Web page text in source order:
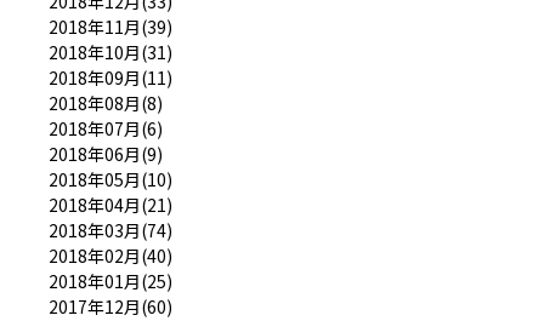
2018年11月(39)
2018年10月(31)
2018年09月(11)
2018年08月(8)
2018年07月(6)
2018年06月(9)
2018年05月(10)
2018年04月(21)
2018年03月(74)
2018年02月(40)
2018年01月(25)
2017年12月(60)